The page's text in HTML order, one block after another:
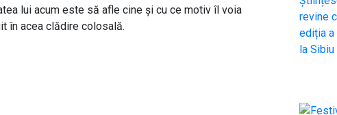
lui acum este să afle cine și cu ce motiv îl voia
în acea clădire colosală.